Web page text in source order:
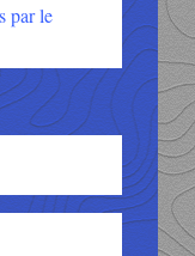
par le